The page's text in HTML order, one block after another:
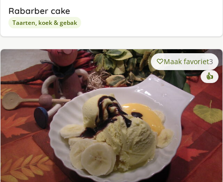
Rabarber cake
Taarten, koek & gebak
Maak favoriet3
👍